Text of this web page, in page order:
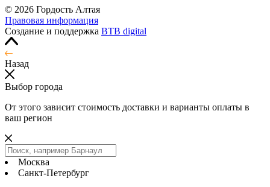
© 2026 Гордость Алтая
Правовая информация
Создание и поддержка BTB digital
Назад
Выбор города
От этого зависит стоимость доставки и варианты оплаты в
ваш регион
Москва
Санкт-Петербург